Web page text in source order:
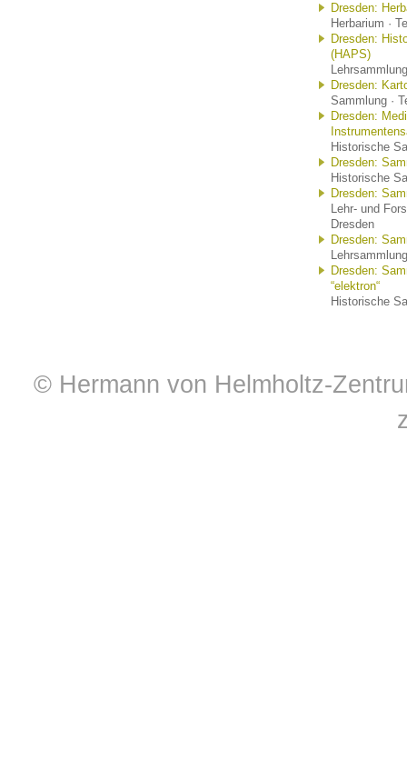
Dresden:
Herbarium ·
Dresden:
(HAPS)
Dresden:
Sammlung ·
Dresden:
Historische
Dresden:
Historische
Dresden:
Lehr- und
Dresden
Dresden:
Dresden:
“elektron“
Historische
© Hermann von Helmholtz-